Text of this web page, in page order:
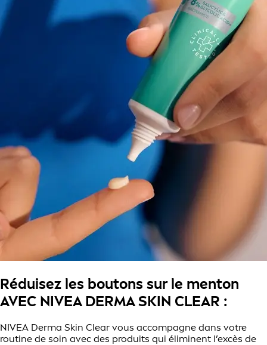
Réduisez les boutons sur le menton
AVEC NIVEA DERMA SKIN CLEAR :
NIVEA Derma Skin Clear vous accompagne dans votre
routine de soin avec des produits qui éliminent l’excès de